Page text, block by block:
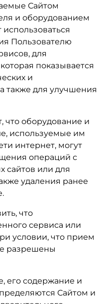
Сайтом
и оборудованием
использоваться
Пользователю
для
показывается
и
также для улучшения
что оборудование и
используемые им
интернет, могут
операций с
сайтов или для
удаления ранее
что
сервиса или
условии, что прием
разрешены
его содержание и
Сайтом и